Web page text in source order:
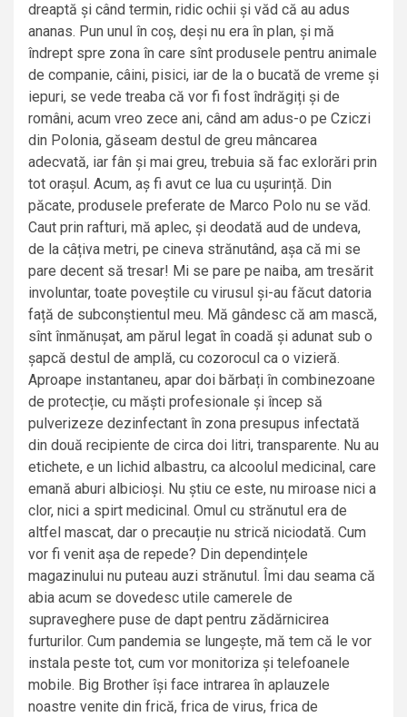
dreaptă și când termin, ridic ochii și văd că au adus
ananas. Pun unul în coș, deși nu era în plan, și mă
îndrept spre zona în care sînt produsele pentru animale
de companie, câini, pisici, iar de la o bucată de vreme și
iepuri, se vede treaba că vor fi fost îndrăgiți și de
români, acum vreo zece ani, când am adus-o pe Cziczi
din Polonia, găseam destul de greu mâncarea
adecvată, iar fân și mai greu, trebuia să fac exlorări prin
tot orașul. Acum, aș fi avut ce lua cu ușurință. Din
păcate, produsele preferate de Marco Polo nu se văd.
Caut prin rafturi, mă aplec, și deodată aud de undeva,
de la câțiva metri, pe cineva strănutând, așa că mi se
pare decent să tresar! Mi se pare pe naiba, am tresărit
involuntar, toate poveștile cu virusul și-au făcut datoria
față de subconștientul meu. Mă gândesc că am mască,
sînt înmănușat, am părul legat în coadă și adunat sub o
șapcă destul de amplă, cu cozorocul ca o vizieră.
Aproape instantaneu, apar doi bărbați în combinezoane
de protecție, cu măști profesionale și încep să
pulverizeze dezinfectant în zona presupus infectată
din două recipiente de circa doi litri, transparente. Nu au
etichete, e un lichid albastru, ca alcoolul medicinal, care
emană aburi albicioși. Nu știu ce este, nu miroase nici a
clor, nici a spirt medicinal. Omul cu strănutul era de
altfel mascat, dar o precauție nu strică niciodată. Cum
vor fi venit așa de repede? Din dependințele
magazinului nu puteau auzi strănutul. Îmi dau seama că
abia acum se dovedesc utile camerele de
supraveghere puse de dapt pentru zădărnicirea
furturilor. Cum pandemia se lungește, mă tem că le vor
instala peste tot, cum vor monitoriza și telefoanele
mobile. Big Brother își face intrarea în aplauzele
noastre venite din frică, frica de virus, frica de